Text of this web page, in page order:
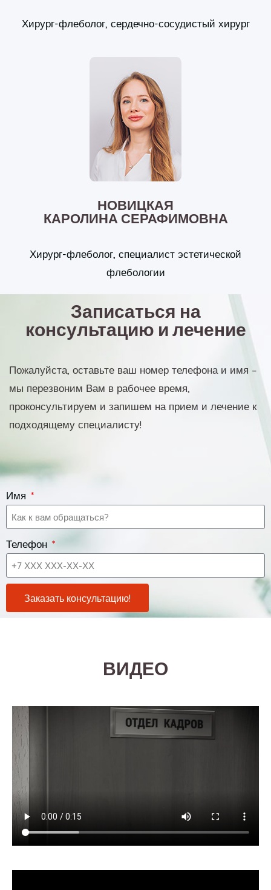
Хирург-флеболог, сердечно-сосудистый хирург
НОВИЦКАЯ
КАРОЛИНА СЕРАФИМОВНА
Хирург-флеболог, специалист эстетической
флебологии
Записаться на
консультацию и лечение
Пожалуйста, оставьте ваш номер телефона и имя –
мы перезвоним Вам в рабочее время,
проконсультируем и запишем на прием и лечение к
подходящему специалисту!
Имя
Телефон
Заказать консультацию!
ВИДЕО